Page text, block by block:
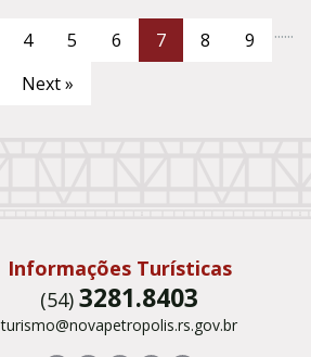
...
4 5 6 7 8
9
...
Next »
Informações Turísticas
(54)3281.8403
turismo@novapetropolis.rs.gov.br